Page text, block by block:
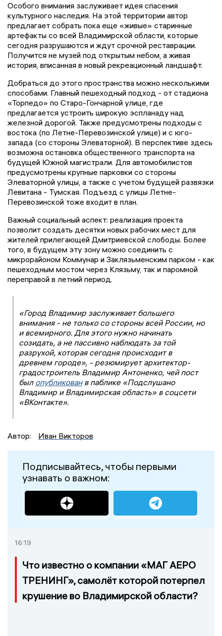
Особого внимания заслуживает идея спасения
культурного наследия. На этой территории автор
предлагает собрать пока еще «живые» старинные
артефакты со всей Владимирской области, которые
сегодня разрушаются и ждут срочной реставрации.
Получится не музей под открытым небом, а живая
история, вписанная в новый рекреационный ландшафт.
Добраться до этого пространства можно несколькими
способами. Главный пешеходный подход - от стадиона
«Торпедо» по Старо-Гончарной улице, где
предлагается устроить широкую эспланаду над
железной дорогой. Также предусмотрены подходы с
востока (по Летне-Перевозинской улице) и с юго-
запада (со стороны Элеваторной). В перспективе здесь
возможна остановка общественного транспорта на
будущей Южной магистрали. Для автомобилистов
предусмотрены крупные парковки со стороны
Элеваторной улицы, а также с учетом будущей развязки
Левитана - Тумская. Подъезд с улицы Летне-
Перевозинской тоже входит в план.
Важный социальный аспект: реализация проекта
позволит создать десятки новых рабочих мест для
жителей прилегающей Дмитриевской слободы. Более
того, в будущем эту зону можно соединить с
микрорайоном Коммунар и Заклязьменским парком - как
пешеходным мостом через Клязьму, так и паромной
переправой в летний период.
«Город Владимир заслуживает большего
внимания - не только со стороны всей России, но
и всемирного. Для этого нужно начинать
созидать, а не пассивно наблюдать за той
разрухой, которая сегодня происходит в
древнем городе», - резюмирует архитектор-
градостроитель Владимир Антоненко, чей пост
был опубликованв паблике «Подслушано
Владимир и Владимирская область» в соцсети
«ВКонтакте».
Автор: Иван Викторов
Подписывайтесь, чтобы первыми
узнавать о важном:
16:19
Что известно о компании «МАГ АЕРО
ТРЕНИНГ», самолёт которой потерпел
крушение во Владимирской области?